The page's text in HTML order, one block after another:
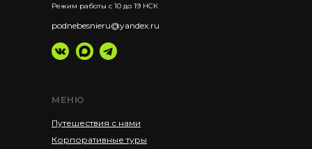
Режим работы с 10 до 19 НСК
podnebesnieru@yandex.ru
МЕНЮ
Путешествия с нами
Корпоративные туры